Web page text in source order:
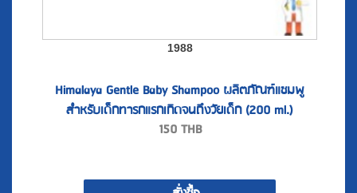
1988
Himalaya Gentle Baby Shampoo ผลิตภัณฑ์แชมพู
สำหรับเด็กทารกแรกเกิดจนถึงวัยเด็ก (200 ml.)
150 THB